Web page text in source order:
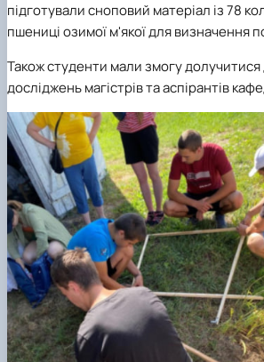
підготували сноповий матеріал із 78
пшениці озимої м'якої для визначення
Також студенти мали змогу долучитися
досліджень магістрів та аспірантів